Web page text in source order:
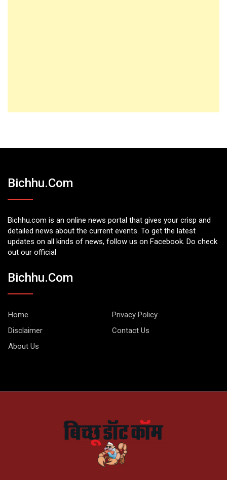
Bichhu.com
Bichhu.com is an online news portal that gives your crisp and
detailed news about the current events. To get the latest
updates on all kinds of news, follow us on Facebook. Do check
out our official
Bichhu.com
Home
Privacy Policy
Disclaimer
Contact Us
About Us